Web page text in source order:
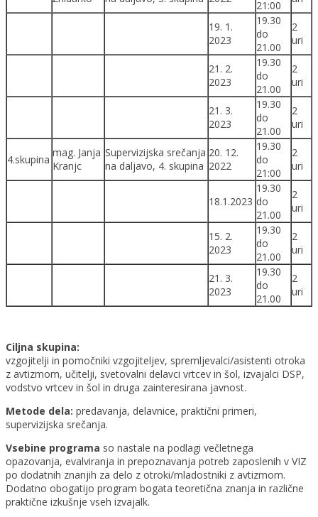
21:00
19. 1.
2023
19.30
do
21.00
2
uri
21. 2.
2023
19.30
do
21.00
2
uri
21. 3.
2023
19.30
do
21.00
2
uri
4.skupina
mag. Janja
Kranjc
Supervizijska srečanja
na daljavo, 4. skupina
20. 12.
2022
19.30
do
21:00
2
uri
18.1.2023
19.30
do
21.00
2
uri
15. 2.
2023
19.30
do
21.00
2
uri
21. 3.
2023
19.30
do
21.00
2
uri
Ciljna skupina:
vzgojitelji in pomočniki vzgojiteljev, spremljevalci/asistenti otroka
z avtizmom, učitelji, svetovalni delavci vrtcev in šol, izvajalci DSP,
vodstvo vrtcev in šol in druga zainteresirana javnost.
Metode dela: predavanja, delavnice, praktični primeri,
supervizijska srečanja.
Vsebine programa so nastale na podlagi večletnega
opazovanja, evalviranja in prepoznavanja potreb zaposlenih v VIZ
po dodatnih znanjih za delo z otroki/mladostniki z avtizmom.
Dodatno obogatijo program bogata teoretična znanja in različne
praktične izkušnje vseh izvajalk.